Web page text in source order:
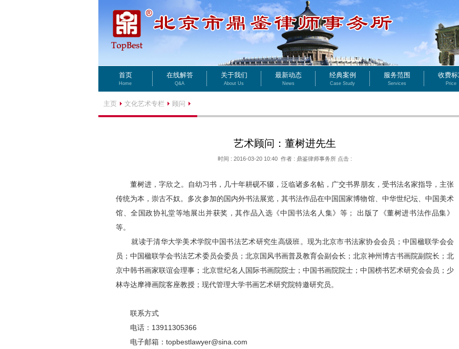
首页
Home
在线解答
Q&A
关于我们
About Us
最新动态
News
经典案例
Case Study
服务范围
Services
收费标
Price
主页 文化艺术专栏 顾问
艺术顾问：董树进先生
时间 : 2016-03-20 10:40 作者 : 鼎鉴律师事务所 点击 :
董树进，字欣之。自幼习书，几十年耕砚不辍，泛临诸多名帖，广交书界朋友，受书法名家指导，主张
传统为本，崇古不奴。多次参加的国内外书法展览，其书法作品在中国国家博物馆、中华世纪坛、中国美术
馆、全国政协礼堂等地展出并获奖，其作品入选《中国书法名人集》等； 出版了《董树进书法作品集》
等。
就读于清华大学美术学院中国书法艺术研究生高级班。现为北京市书法家协会会员；中国楹联学会会
员；中国楹联学会书法艺术委员会委员；北京国风书画普及教育会副会长；北京神州博古书画院副院长；北
京中韩书画家联谊会理事；北京世纪名人国际书画院院士；中国书画院院士；中国榜书艺术研究会会员；少
林寺达摩禅画院客座教授；现代管理大学书画艺术研究院特邀研究员。
联系方式
电话：13911305366
电子邮箱：topbestlawyer@sina.com